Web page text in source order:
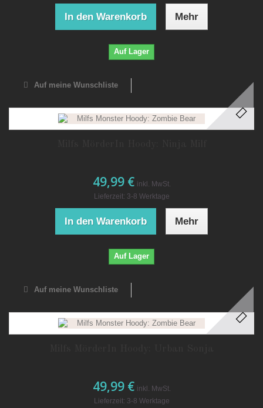
In den Warenkorb Mehr
Auf Lager
Auf meine Wunschliste
49,99 € inkl. MwSt.
Lieferzeit: 3-8 Werktage
In den Warenkorb Mehr
Auf Lager
Auf meine Wunschliste
49,99 € inkl. MwSt.
Lieferzeit: 3-8 Werktage